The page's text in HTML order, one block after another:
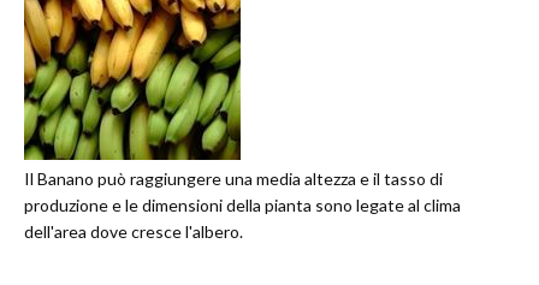
Il Banano può raggiungere una media altezza e il tasso di
produzione e le dimensioni della pianta sono legate al clima
dell'area dove cresce l'albero.